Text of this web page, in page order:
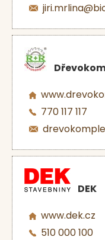
770 117 117
DEK
www.dek.cz
510 000 100